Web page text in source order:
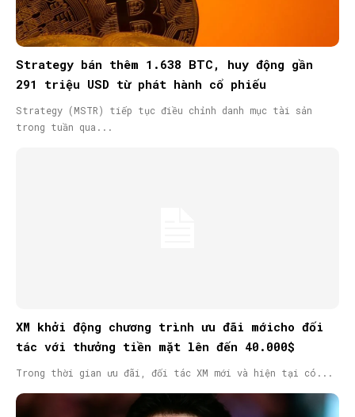
Strategy bán thêm 1.638 BTC, huy động gần
291 triệu USD từ phát hành cổ phiếu
Strategy (MSTR) tiếp tục điều chỉnh danh mục tài sản
trong tuần qua...
XM khởi động chương trình ưu đãi mớicho đối
tác với thưởng tiền mặt lên đến 40.000$
Trong thời gian ưu đãi, đối tác XM mới và hiện tại có...